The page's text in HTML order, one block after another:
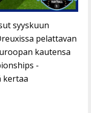
syyskuun
pelattavan
kautensa
-
kertaa